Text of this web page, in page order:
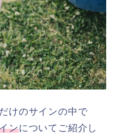
けのサインの中で
ンについてご紹介し